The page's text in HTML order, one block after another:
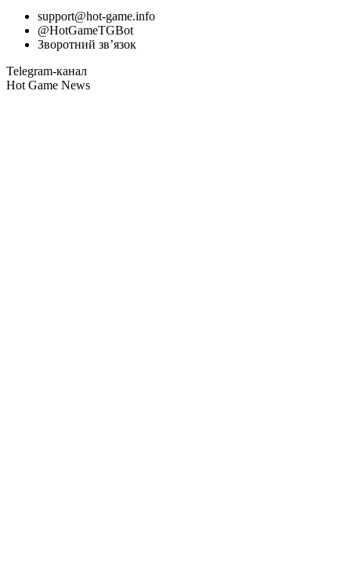
support@hot-game.info
@HotGameTGBot
Зворотний зв’язок
Telegram-канал
Hot Game News